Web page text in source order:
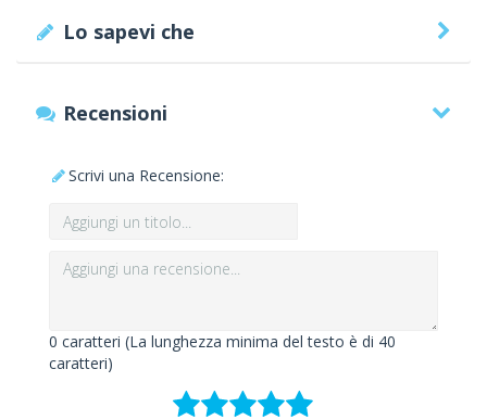
Lo sapevi che
Recensioni
Scrivi una Recensione:
0 caratteri (La lunghezza minima del testo è di 40
caratteri)